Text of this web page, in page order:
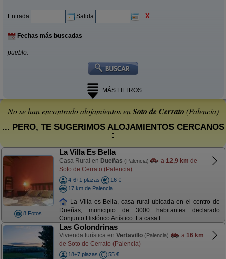
Entrada: Salida: X
Fechas más buscadas
pueblo:
MÁS FILTROS
No se han encontrado alojamientos enSoto de Cerrato (Palencia)
... PERO, TE SUGERIMOS ALOJAMIENTOS CERCANOS
:
8 Fotos
La Villa Es Bella
Casa Rural en Dueñas (Palencia) a 12,9 km de
Soto de Cerrato (Palencia)
4-6+1 plazas
16 €
17 km de Palencia
La Villa es Bella, casa rural ubicada en el centro de
Dueñas, municipio de 3000 habitantes declarado
Conjunto Histórico Artístico. La casa t ...
Las Golondrinas
Vivienda turística en Vertavillo (Palencia) a 16 km
de Soto de Cerrato (Palencia)
18+7 plazas
55 €